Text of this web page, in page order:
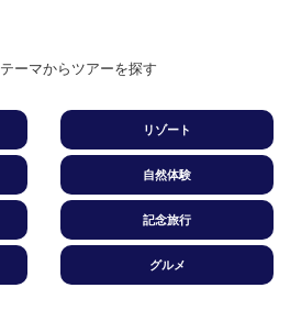
テーマからツアーを探す
リゾート
自然体験
記念旅行
グルメ